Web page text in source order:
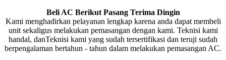
Beli AC Berikut Pasang Terima Dingin
Kami menghadirkan pelayanan lengkap karena anda dapat membeli
unit sekaligus melakukan pemasangan dengan kami. Teknisi kami
handal, danTeknisi kami yang sudah tersertifikasi dan teruji sudah
berpengalaman bertahun - tahun dalam melakukan pemasangan AC.